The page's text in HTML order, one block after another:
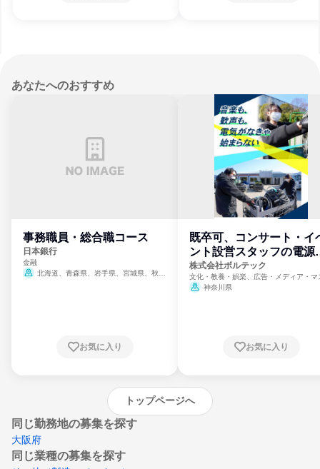
あなたへのおすすめ
事務職員・総合職コース
日本銀行
金融
北海道、青森県、岩手県、宮城県、秋田
崎県、熊本県、大分県、宮崎県、鹿児島県、
お気に入り
既卒可、コンサート・イ
ント設営スタッフの電源
門
株式会社ボルテック
文化・教養・娯楽、広告・メディア・マ
ミ、電力・ガス・水道・エネルギー
神奈川県
お気に入り
トップページへ
同じ勤務地の募集を探す
大阪府
同じ業種の募集を探す